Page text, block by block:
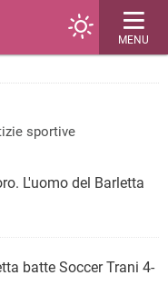
MENU
sportive
L'uomo del Barletta
batte Soccer Trani 4-